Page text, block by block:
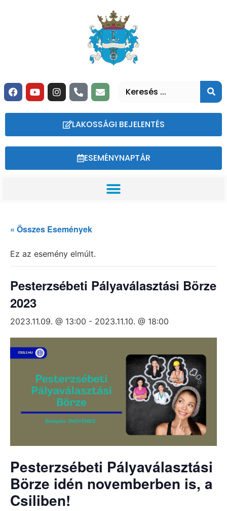
LAKOSSÁGI BEJELENTÉS
ESEMÉNYNAPTÁR
« Összes Események
Ez az esemény elmúlt.
Pesterzsébeti Pályaválasztási Börze
2023
2023.11.09. @ 13:00 - 2023.11.10. @ 18:00
Pesterzsébeti Pályaválasztási
Börze idén novemberben is, a
Csiliben!